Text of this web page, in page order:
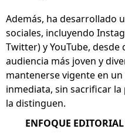
Además, ha desarrollado
sociales, incluyendo
Twitter) y YouTube, desde
audiencia más joven y
mantenerse vigente en
inmediata, sin sacrificar
la distinguen.
ENFOQUE